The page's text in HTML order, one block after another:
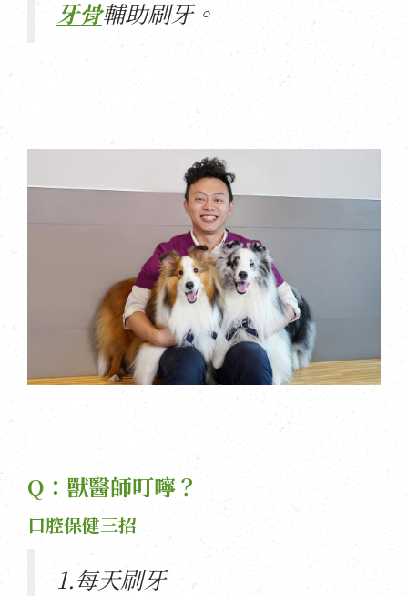
牙骨輔助刷牙。
Q：獸醫師叮嚀？
口腔保健三招
1.每天刷牙